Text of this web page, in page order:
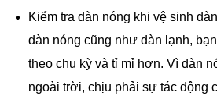
Kiểm tra dàn nóng khi vệ sinh
dàn nóng cũng như dàn lạnh,
theo chu kỳ và tỉ mỉ hơn. Vì dàn
ngoài trời, chịu phải sự tác động